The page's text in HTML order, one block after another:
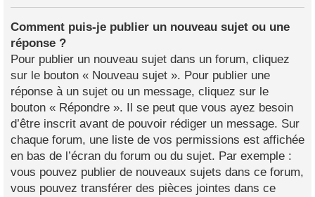
Comment puis-je publier un nouveau sujet ou une
réponse ?
Pour publier un nouveau sujet dans un forum, cliquez
sur le bouton « Nouveau sujet ». Pour publier une
réponse à un sujet ou un message, cliquez sur le
bouton « Répondre ». Il se peut que vous ayez besoin
d’être inscrit avant de pouvoir rédiger un message. Sur
chaque forum, une liste de vos permissions est affichée
en bas de l’écran du forum ou du sujet. Par exemple :
vous pouvez publier de nouveaux sujets dans ce forum,
vous pouvez transférer des pièces jointes dans ce